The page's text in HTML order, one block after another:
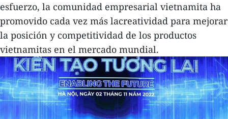
esfuerzo, la comunidad empresarial vietnamita ha
promovido cada vez más lacreatividad para mejorar
la posición y competitividad de los productos
vietnamitas en el mercado mundial.